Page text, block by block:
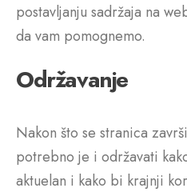
postavljanju sadržaja na
da vam pomognemo.
Održavanje
Nakon što se stranica
potrebno je i održavati
aktuelan i kako bi krajnji